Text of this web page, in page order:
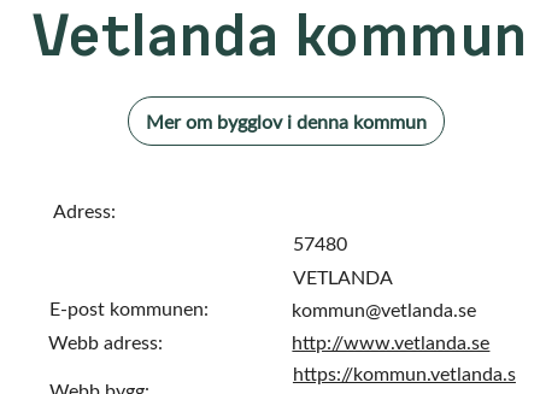
Vetlanda kommun
Mer om bygglov i denna kommun
Adress:
E-post kommunen:
Webb adress:
57480
VETLANDA
kommun@vetlanda.se
http://www.vetlanda.se
https://kommun.vetlanda.s